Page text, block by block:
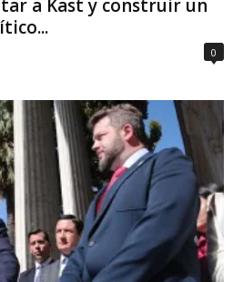
a Kast y construir un
0